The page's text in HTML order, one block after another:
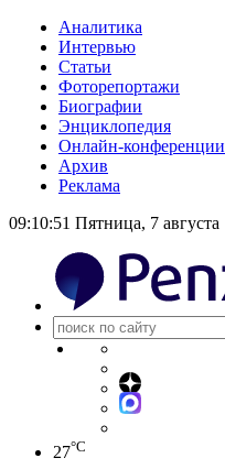
Аналитика
Интервью
Статьи
Фоторепортажи
Биографии
Энциклопедия
Онлайн-конференции
Архив
Реклама
09:10:51 Пятница, 7 августа
27°C